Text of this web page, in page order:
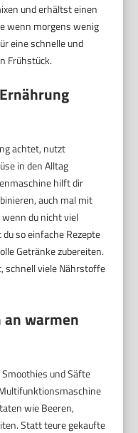
und erhältst einen
wenn morgens wenig
eine schnelle und
Frühstück.
achtet, nutzt
in den Alltag
hilft dir
auch mal mit
du nicht viel
so einfache Rezepte
Getränke zubereiten.
schnell viele Nährstoffe
warmen
und Säfte
wie Beeren,
Statt teure gekaufte